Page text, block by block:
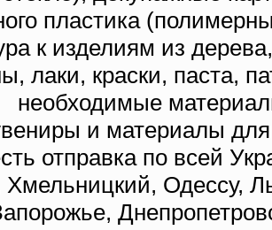
пластика
к изделиям из
лаки, краски, паста,
необходимые
и материалы
отправка по всей
Одессу,